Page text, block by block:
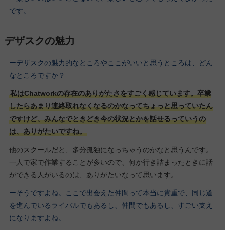
です。
デザスクの魅力
ーデザスクの魅力的なところやここがいいと思うところは、どん
なところですか？
私はChatworkの存在のありがたさをすごく感じています。卒業
したらあまり連絡取れなくなるのかなってちょっと思っていたん
ですけど、みんなでときどき今の状況とかを話せるっていうの
は、ありがたいですね。
他のスクールだと、多分孤独になっちゃうのかなと思うんです。
一人で家で作業することが多いので、何か行き詰まったときに話
ができる人がいるのは、ありがたいなって思います。
ーそうですよね。ここで出会えた仲間って本当に貴重で、同じ道
を進んでいるライバルでもあるし、仲間でもあるし、すごい支え
になりますよね。